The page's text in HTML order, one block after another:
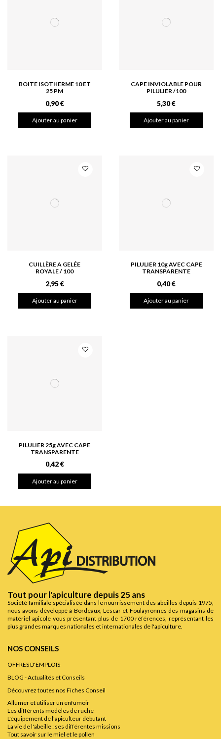
BOITE ISOTHERME 10 ET
25 PM
0,90 €
Ajouter au panier
CAPE INVIOLABLE POUR
PILULIER /100
5,30 €
Ajouter au panier
CUILLÈRE A GELÉE
ROYALE / 100
2,95 €
Ajouter au panier
PILULIER 10g AVEC CAPE
TRANSPARENTE
0,40 €
Ajouter au panier
PILULIER 25g AVEC CAPE
TRANSPARENTE
0,42 €
Ajouter au panier
Tout pour l'apiculture depuis 25 ans
Société familiale spécialisée dans le nourrissement des abeilles depuis 1975,
nous avons développé à Bordeaux, Lescar et Foulayronnes des magasins de
matériel apicole vous présentant plus de 1700 références, représentant les
plus grandes marques nationales et internationales de l'apiculture.
NOS CONSEILS
OFFRES D'EMPLOIS
BLOG - Actualités et Conseils
Découvrez toutes nos Fiches Conseil
Allumer et utiliser un enfumoir
Les différents modèles de ruche
L'équipement de l'apiculteur débutant
La vie de l'abeille : ses différentes missions
Tout savoir sur le miel et le pollen